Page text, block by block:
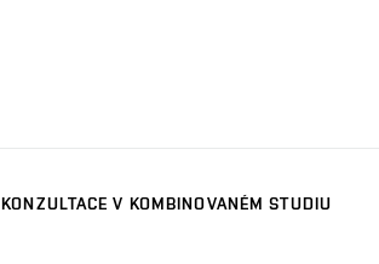
KONZULTACE V KOMBINOVANÉM STUDIU